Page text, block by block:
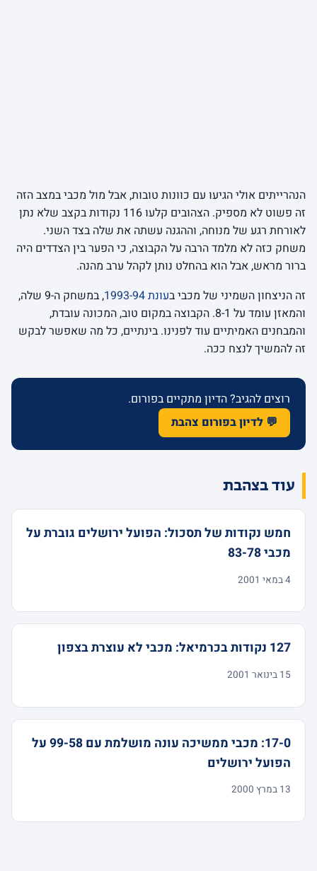
הנהרייתים אולי הגיעו עם כוונות טובות, אבל מול מכבי במצב הזה
זה פשוט לא מספיק. הצהובים קלעו 116 נקודות בקצב שלא נתן
לאורחת רגע של מנוחה, וההגנה עשתה את שלה בצד השני.
משחק כזה לא מלמד הרבה על הקבוצה, כי הפער בין הצדדים היה
ברור מראש, אבל הוא בהחלט נותן לקהל ערב מהנה.
זה הניצחון השמיני של מכבי בעונת 1993-94
, במשחק ה-9 שלה,
והמאזן עומד על 8-1. הקבוצה במקום טוב, המכונה עובדת,
והמבחנים האמיתיים עוד לפנינו. בינתיים, כל מה שאפשר לבקש
זה להמשיך לנצח ככה.
רוצים להגיב? הדיון מתקיים בפורום.
💬 לדיון בפורום צהבת
עוד בצהבת
חמש נקודות של תסכול: הפועל ירושלים גוברת על
מכבי 83-78
4 במאי 2001
127 נקודות בכרמיאל: מכבי לא עוצרת בצפון
15 בינואר 2001
17-0: מכבי ממשיכה עונה מושלמת עם 99-58 על
הפועל ירושלים
13 במרץ 2000